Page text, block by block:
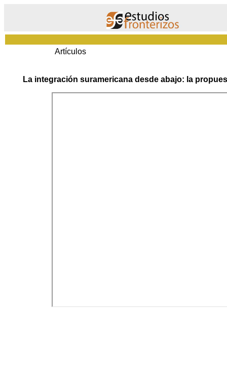
Artículos
La integración suramericana desde abajo: la